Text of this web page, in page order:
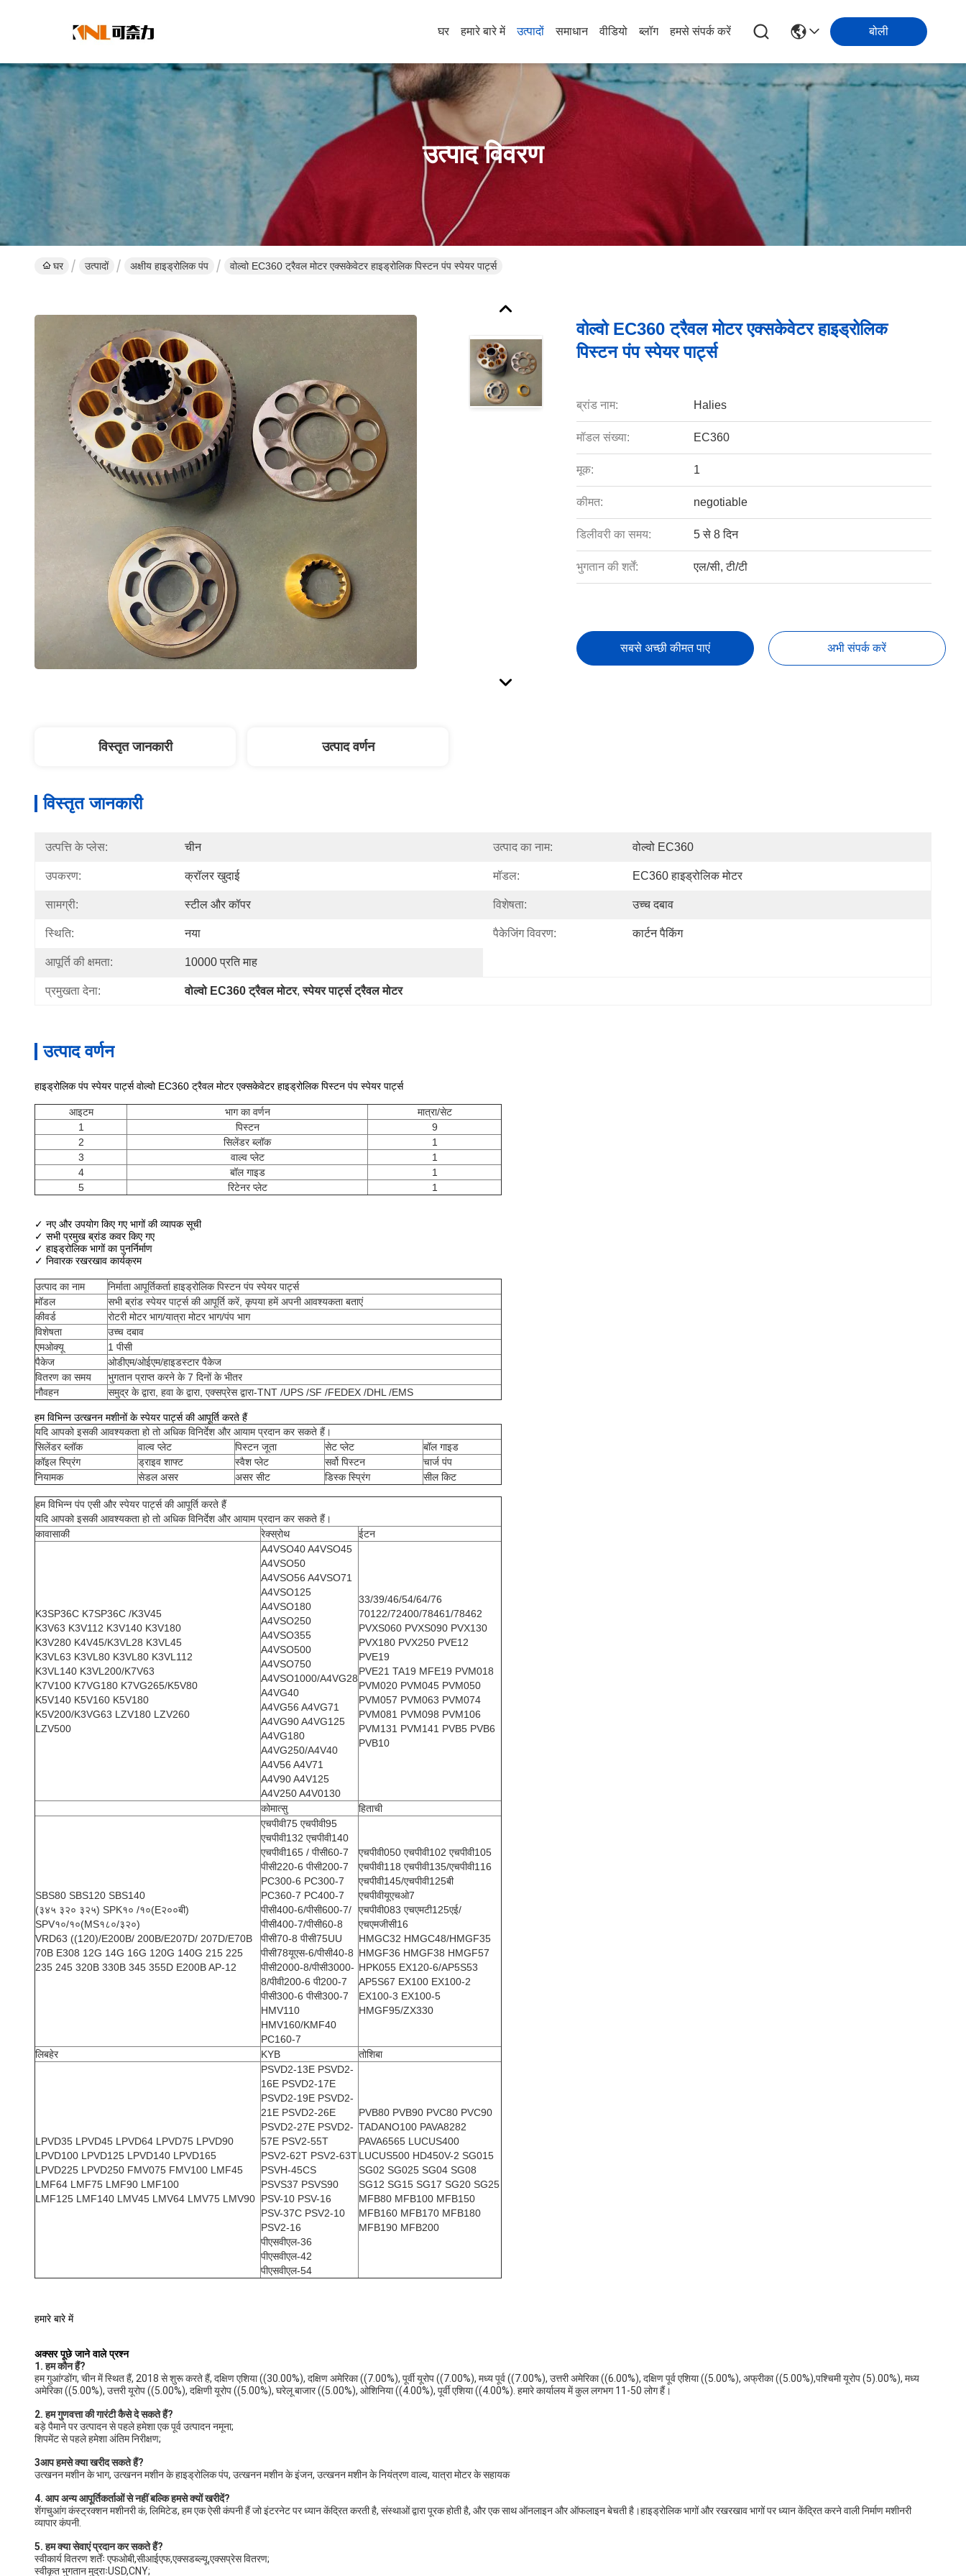
घर हमारे बारे में उत्पादों समाधान वीडियो ब्लॉग हमसे संपर्क करें बोली
उत्पाद विवरण
घर उत्पादों अक्षीय हाइड्रोलिक पंप वोल्वो EC360 ट्रैवल मोटर एक्सकेवेटर हाइड्रोलिक पिस्टन पंप स्पेयर पार्ट्स
वोल्वो EC360 ट्रैवल मोटर एक्सकेवेटर हाइड्रोलिक
पिस्टन पंप स्पेयर पार्ट्स
ब्रांड नाम: Halies
मॉडल संख्या: EC360
मूक: 1
कीमत: negotiable
डिलीवरी का समय: 5 से 8 दिन
भुगतान की शर्तें: एल/सी, टी/टी
सबसे अच्छी कीमत पाएं अभी संपर्क करें
विस्तृत जानकारी उत्पाद वर्णन
विस्तृत जानकारी
उत्पत्ति के प्लेस: चीन उत्पाद का नाम: वोल्वो EC360
उपकरण: क्रॉलर खुदाई मॉडल: EC360 हाइड्रोलिक मोटर
सामग्री: स्टील और कॉपर विशेषता: उच्च दबाव
स्थिति: नया पैकेजिंग विवरण: कार्टन पैकिंग
आपूर्ति की क्षमता: 10000 प्रति माह
प्रमुखता देना: वोल्वो EC360 ट्रैवल मोटर, स्पेयर पार्ट्स ट्रैवल मोटर
उत्पाद वर्णन
हाइड्रोलिक पंप स्पेयर पार्ट्स वोल्वो EC360 ट्रैवल मोटर एक्सकेवेटर हाइड्रोलिक पिस्टन पंप स्पेयर पार्ट्स
आइटम भाग का वर्णन
मात्रा/सेट
1
पिस्टन
9
2
सिलेंडर ब्लॉक
1
3
वाल्व प्लेट
1
4
बॉल गाइड
1
5
रिटेनर प्लेट 1
✓ नए और उपयोग किए गए भागों की व्यापक सूची
✓ सभी प्रमुख ब्रांड कवर किए गए
✓ हाइड्रोलिक भागों का पुनर्निर्माण
✓ निवारक रखरखाव कार्यक्रम
उत्पाद का नाम
निर्माता आपूर्तिकर्ता हाइड्रोलिक पिस्टन पंप स्पेयर पार्ट्स
मॉडल
सभी ब्रांड स्पेयर पार्ट्स की आपूर्ति करें, कृपया हमें अपनी आवश्यकता बताएं
कीवर्ड
रोटरी मोटर भाग/यात्रा मोटर भाग/पंप भाग
विशेषता
उच्च दबाव
एमओक्यू
1 पीसी
पैकेज
ओडीएम/ओईएम/हाइडस्टार पैकेज
वितरण का समय
भुगतान प्राप्त करने के 7 दिनों के भीतर
नौवहन
समुद्र के द्वारा, हवा के द्वारा, एक्सप्रेस द्वारा-TNT /UPS /SF /FEDEX /DHL /EMS
हम विभिन्न उत्खनन मशीनों के स्पेयर पार्ट्स की आपूर्ति करते हैं
यदि आपको इसकी आवश्यकता हो तो अधिक विनिर्देश और आयाम प्रदान कर सकते हैं।
सिलेंडर ब्लॉक
वाल्व प्लेट पिस्टन जूता सेट प्लेट
बॉल गाइड
कॉइल स्प्रिंग
ड्राइव शाफ्ट स्वैश प्लेट सर्वो पिस्टन
चार्ज पंप
नियामक
सेडल असर असर सीट डिस्क स्प्रिंग सील किट
हम विभिन्न पंप एसी और स्पेयर पार्ट्स की आपूर्ति करते हैं
यदि आपको इसकी आवश्यकता हो तो अधिक विनिर्देश और आयाम प्रदान कर सकते हैं।
कावासाकी
रेक्स्रोथ ईटन
K3SP36C K7SP36C /K3V45
K3V63 K3V112 K3V140 K3V180
K3V280 K4V45/K3VL28 K3VL45
K3VL63 K3VL80 K3VL80 K3VL112
K3VL140 K3VL200/K7V63
K7V100 K7VG180 K7VG265/K5V80
K5V140 K5V160 K5V180
K5V200/K3VG63 LZV180 LZV260
LZV500
A4VSO40 A4VSO45
A4VSO50
A4VSO56 A4VSO71
A4VSO125
A4VSO180
A4VSO250
A4VSO355
A4VSO500
A4VSO750
A4VSO1000/A4VG28
A4VG40
A4VG56 A4VG71
A4VG90 A4VG125
A4VG180
A4VG250/A4V40
A4V56 A4V71
A4V90 A4V125
A4V250 A4V0130
33/39/46/54/64/76
70122/72400/78461/78462
PVXS060 PVXS090 PVX130
PVX180 PVX250 PVE12
PVE19
PVE21 TA19 MFE19 PVM018
PVM020 PVM045 PVM050
PVM057 PVM063 PVM074
PVM081 PVM098 PVM106
PVM131 PVM141 PVB5 PVB6
PVB10
कोमात्सु हिताची
SBS80 SBS120 SBS140
(३४५ ३२० ३२५) SPK१० /१०(E२००बी)
SPV१०/१०(MS१८०/३२०)
VRD63 ((120)/E200B/ 200B/E207D/ 207D/E70B
70B E308 12G 14G 16G 120G 140G 215 225
235 245 320B 330B 345 355D E200B AP-12
एचपीवी75 एचपीवी95
एचपीवी132 एचपीवी140
एचपीवी165 / पीसी60-7
पीसी220-6 पीसी200-7
PC300-6 PC300-7
PC360-7 PC400-7
पीसी400-6/पीसी600-7/
पीसी400-7/पीसी60-8
पीसी70-8 पीसी75UU
पीसी78यूएस-6/पीसी40-8
पीसी2000-8/पीसी3000-
8/पीवी200-6 पी200-7
पीसी300-6 पीसी300-7
HMV110
HMV160/KMF40
PC160-7
एचपीवी050 एचपीवी102 एचपीवी105
एचपीवी118 एचपीवी135/एचपीवी116
एचपीवी145/एचपीवी125बी
एचपीवीयूएचओ7
एचपीवी083 एचएमटी125एई/
एचएमजीसी16
HMGC32 HMGC48/HMGF35
HMGF36 HMGF38 HMGF57
HPK055 EX120-6/AP5S53
AP5S67 EX100 EX100-2
EX100-3 EX100-5
HMGF95/ZX330
लिबहेर KYB तोशिबा
LPVD35 LPVD45 LPVD64 LPVD75 LPVD90
LPVD100 LPVD125 LPVD140 LPVD165
LPVD225 LPVD250 FMV075 FMV100 LMF45
LMF64 LMF75 LMF90 LMF100
LMF125 LMF140 LMV45 LMV64 LMV75 LMV90
PSVD2-13E PSVD2-
16E PSVD2-17E
PSVD2-19E PSVD2-
21E PSVD2-26E
PSVD2-27E PSVD2-
57E PSV2-55T
PSV2-62T PSV2-63T
PSVH-45CS
PSVS37 PSVS90
PSV-10 PSV-16
PSV-37C PSV2-10
PSV2-16
पीएसवीएल-36
पीएसवीएल-42
पीएसवीएल-54
PVB80 PVB90 PVC80 PVC90
TADANO100 PAVA8282
PAVA6565 LUCUS400
LUCUS500 HD450V-2 SG015
SG02 SG025 SG04 SG08
SG12 SG15 SG17 SG20 SG25
MFB80 MFB100 MFB150
MFB160 MFB170 MFB180
MFB190 MFB200
हमारे बारे में
अक्सर पूछे जाने वाले प्रश्न
1. हम कौन हैं?
हम गुआंग्डोंग, चीन में स्थित हैं, 2018 से शुरू करते हैं, दक्षिण एशिया ((30.00%), दक्षिण अमेरिका ((7.00%), पूर्वी यूरोप ((7.00%), मध्य पूर्व ((7.00%), उत्तरी अमेरिका ((6.00%), दक्षिण पूर्व एशिया ((5.00%), अफ्रीका ((5.00%),पश्चिमी यूरोप (5).00%), मध्य
अमेरिका ((5.00%), उत्तरी यूरोप ((5.00%), दक्षिणी यूरोप ((5.00%), घरेलू बाजार ((5.00%), ओशिनिया ((4.00%), पूर्वी एशिया ((4.00%). हमारे कार्यालय में कुल लगभग 11-50 लोग हैं।
2. हम गुणवत्ता की गारंटी कैसे दे सकते हैं?
बड़े पैमाने पर उत्पादन से पहले हमेशा एक पूर्व उत्पादन नमूना;
शिपमेंट से पहले हमेशा अंतिम निरीक्षण;
3आप हमसे क्या खरीद सकते हैं?
उत्खनन मशीन के भाग, उत्खनन मशीन के हाइड्रोलिक पंप, उत्खनन मशीन के इंजन, उत्खनन मशीन के नियंत्रण वाल्व, यात्रा मोटर के सहायक
4. आप अन्य आपूर्तिकर्ताओं से नहीं बल्कि हमसे क्यों खरीदें?
शेंगचुआंग कंस्ट्रक्शन मशीनरी कं, लिमिटेड, हम एक ऐसी कंपनी हैं जो इंटरनेट पर ध्यान केंद्रित करती है, संस्थाओं द्वारा पूरक होती है, और एक साथ ऑनलाइन और ऑफलाइन बेचती है।हाइड्रोलिक भागों और रखरखाव भागों पर ध्यान केंद्रित करने वाली निर्माण मशीनरी
व्यापार कंपनी.
5. हम क्या सेवाएं प्रदान कर सकते हैं?
स्वीकार्य वितरण शर्तेंः एफओबी,सीआईएफ,एक्सडब्ल्यू,एक्सप्रेस वितरण;
स्वीकृत भुगतान मुद्राःUSD,CNY;